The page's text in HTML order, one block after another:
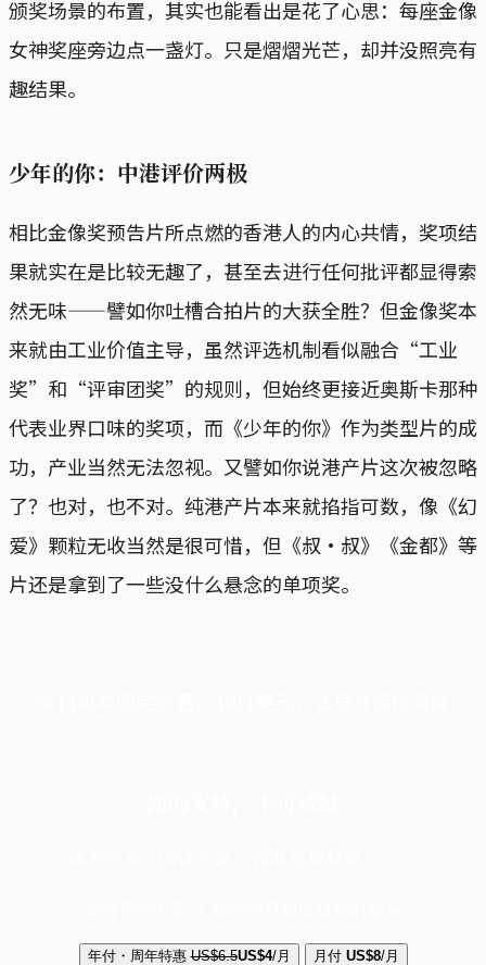
颁奖场景的布置，其实也能看出是花了心思：每座金像
女神奖座旁边点一盏灯。只是熠熠光芒，却并没照亮有
趣结果。
少年的你：中港评价两极
相比金像奖预告片所点燃的香港人的内心共情，奖项结
果就实在是比较无趣了，甚至去进行任何批评都显得索
然无味——譬如你吐槽合拍片的大获全胜？但金像奖本
来就由工业价值主导，虽然评选机制看似融合“工业
奖”和“评审团奖”的规则，但始终更接近奥斯卡那种
代表业界口味的奖项，而《少年的你》作为类型片的成
功，产业当然无法忽视。又譬如你说港产片这次被忽略
了？也对，也不对。纯港产片本来就掐指可数，像《幻
爱》颗粒无收当然是很可惜，但《叔·叔》《金都》等
片还是拿到了一些没什么悬念的单项奖。
年付・周年特惠 US$6.5US$4/月 月付 US$8/月